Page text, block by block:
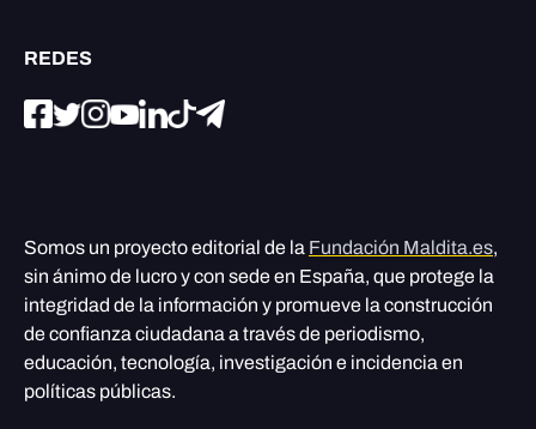
REDES
Somos un proyecto editorial de la Fundación Maldita.es,
sin ánimo de lucro y con sede en España, que protege la
integridad de la información y promueve la construcción
de confianza ciudadana a través de periodismo,
educación, tecnología, investigación e incidencia en
políticas públicas.